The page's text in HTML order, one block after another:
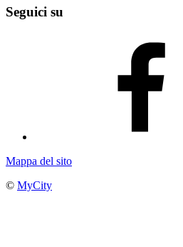
Seguici su
Mappa del sito
© MyCity